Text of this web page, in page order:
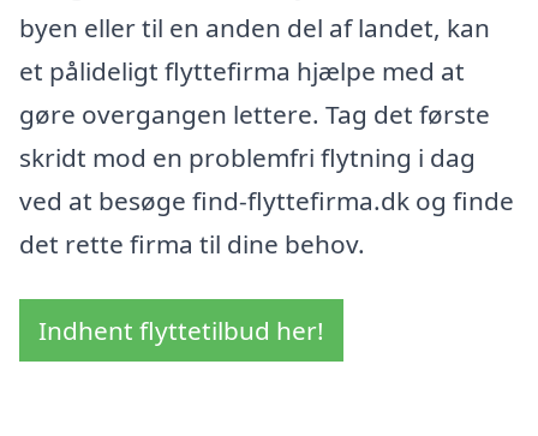
byen eller til en anden del af landet, kan
et pålideligt flyttefirma hjælpe med at
gøre overgangen lettere. Tag det første
skridt mod en problemfri flytning i dag
ved at besøge find-flyttefirma.dk og finde
det rette firma til dine behov.
Indhent flyttetilbud her!